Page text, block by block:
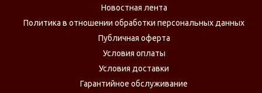
Новостная лента
Политика в отношении обработки персональных данных
Публичная оферта
Условия оплаты
Условия доставки
Гарантийное обслуживание